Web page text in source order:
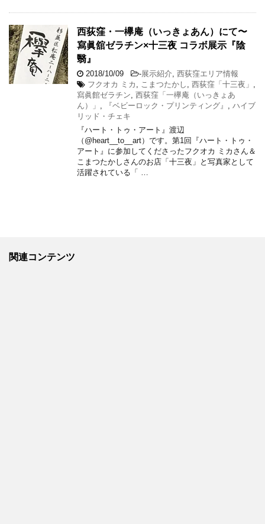
西荻窪・一欅庵（いっきょあん）にて〜
寫眞舘ゼラチン×十三夜 コラボ展示『陰
翳』
2018/10/09 -展示紹介 西荻窪エリア情報
フクオカ ミカ
こまつたかし 西荻窪「十三夜」
寫眞館ゼラチン 西荻窪「一欅庵（いっきょあ
ん）」
『ベビーロック・プリンティング』
ハイブ
リッド・チェキ
『ハート・トゥ・アート』渡辺
（@heart__to__art）です。第1回『ハート・トゥ・
アート』に参加してくださったフクオカ ミカさん＆
こまつたかしさんのお店「十三夜」と写真家として
活躍されている「 …
関連コンテンツ